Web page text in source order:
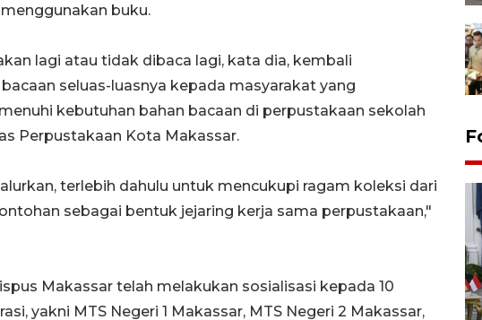
buku.
lagi atau tidak dibaca lagi, kata dia, kembali
seluas-luasnya kepada masyarakat yang
kebutuhan bahan bacaan di perpustakaan sekolah
Perpustakaan Kota Makassar.
terlebih dahulu untuk mencukupi ragam koleksi dari
sebagai bentuk jejaring kerja sama perpustakaan,"
Makassar telah melakukan sosialisasi kepada 10
yakni MTS Negeri 1 Makassar, MTS Negeri 2 Makassar,
FOTO - Kirab memperingati